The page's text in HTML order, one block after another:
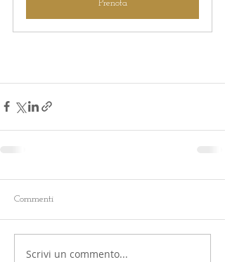
Prenota
Commenti
Scrivi un commento...